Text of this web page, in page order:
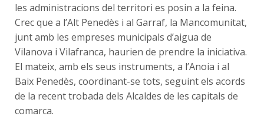
les administracions del territori es posin a la feina.
Crec que a l’Alt Penedès i al Garraf, la Mancomunitat,
junt amb les empreses municipals d’aigua de
Vilanova i Vilafranca, haurien de prendre la iniciativa.
El mateix, amb els seus instruments, a l’Anoia i al
Baix Penedès, coordinant-se tots, seguint els acords
de la recent trobada dels Alcaldes de les capitals de
comarca.